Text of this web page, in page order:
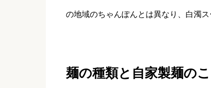
の地域のちゃんぽんとは異なり、白濁
麺の種類と自家製麺の